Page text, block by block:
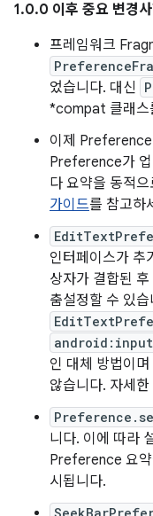
1.0.0 이후 중요 변경
프레임워크
었습니다. 대신
*compat 클래스
이제 Preference
Preference가 업
다 요약을 동적
가이드를 참고하
인터페이스가 추
상자가 결합된
춤설정할 수 있
인 대체 방법이
않습니다. 자세한
니다. 이에 따라
Preference 요약
시됩니다.